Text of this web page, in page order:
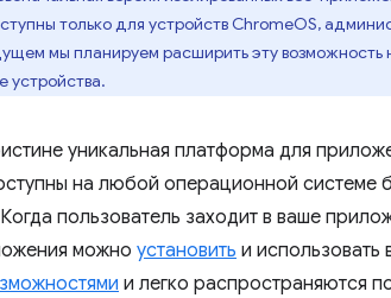
только для устройств ChromeOS,
мы планируем расширить эту возможность
устройства.
уникальная платформа для
на любой операционной системе
пользователь заходит в ваше
можно установить и
и легко распространяются